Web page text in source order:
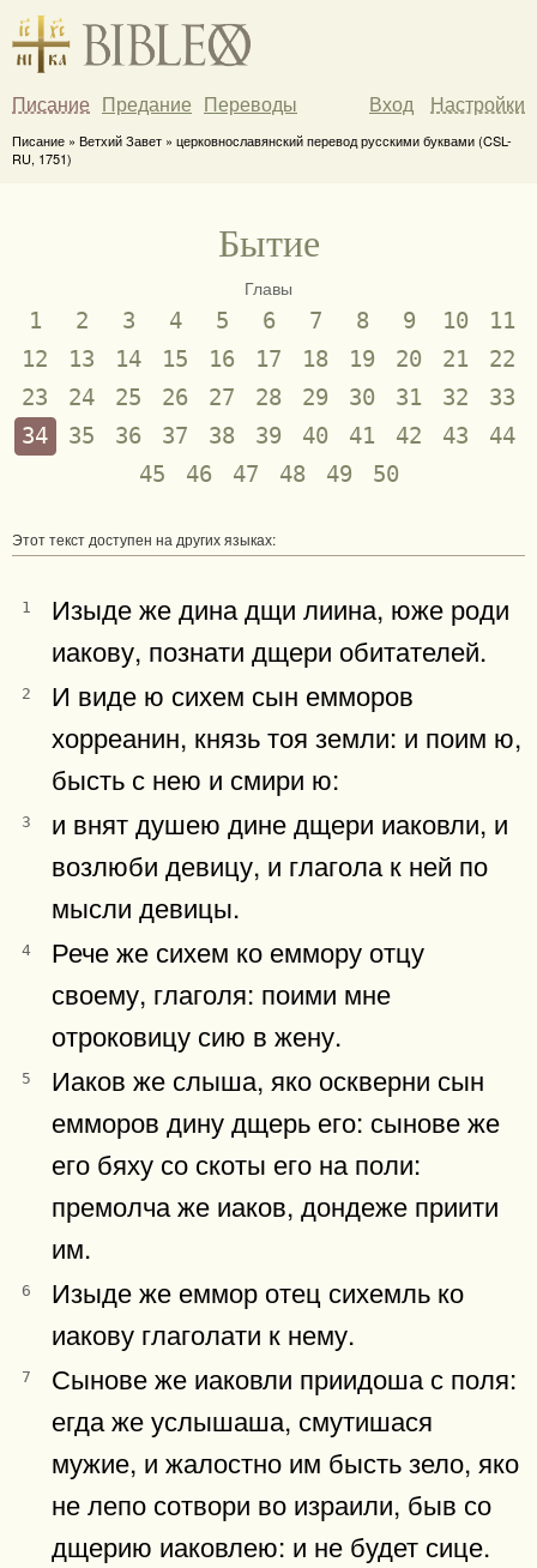
Писание Предание Переводы Вход Настройки
Писание » Ветхий Завет » церковнославянский перевод русскими буквами (CSL-
RU, 1751)
Бытие
Главы
1 2 3 4 5 6 7 8 9 10
11
12
13 14 15 16 17 18 19 20 21
22
23
24 25 26 27 28 29 30 31 32
33
34
35 36 37 38 39 40 41 42 43
44
45
46 47 48 49 50
Этот текст доступен на других языках:
1
Изыде же дина дщи лиина, юже роди
иакову, познати дщери обитателей.
2
И виде ю сихем сын емморов
хорреанин, князь тоя земли: и поим ю,
бысть с нею и смири ю:
3
и внят душею дине дщери иаковли, и
возлюби девицу, и глагола к ней по
мысли девицы.
4
Рече же сихем ко еммору отцу
своему, глаголя: поими мне
отроковицу сию в жену.
5
Иаков же слыша, яко оскверни сын
емморов дину дщерь его: сынове же
его бяху со скоты его на поли:
премолча же иаков, дондеже приити
им.
6
Изыде же еммор отец сихемль ко
иакову глаголати к нему.
7
Сынове же иаковли приидоша с поля:
егда же услышаша, смутишася
мужие, и жалостно им бысть зело, яко
не лепо сотвори во израили, быв со
дщерию иаковлею: и не будет сице.